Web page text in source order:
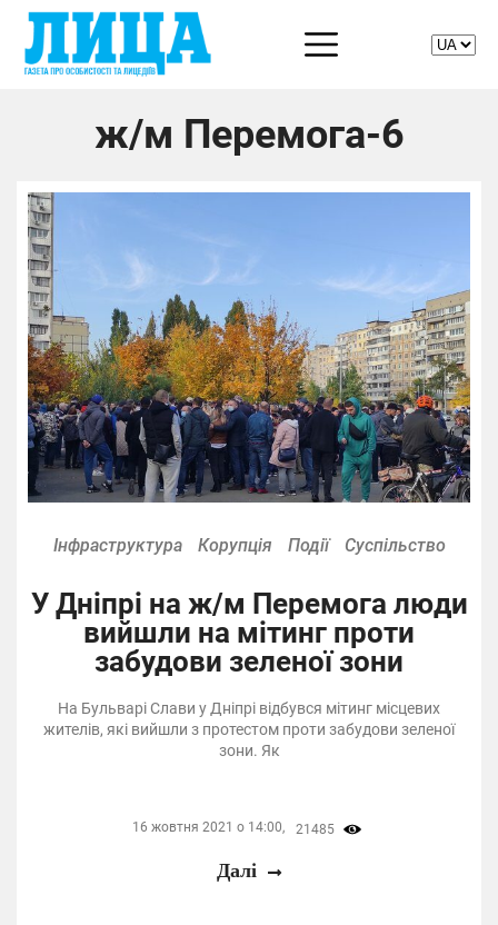
ж/м Перемога-6
Інфраструктура Корупція Події Суспільство
У Дніпрі на ж/м Перемога люди
вийшли на мітинг проти
забудови зеленої зони
На Бульварі Слави у Дніпрі відбувся мітинг місцевих
жителів, які вийшли з протестом проти забудови зеленої
зони. Як
16 жовтня 2021 о 14:00, 21485
Далі